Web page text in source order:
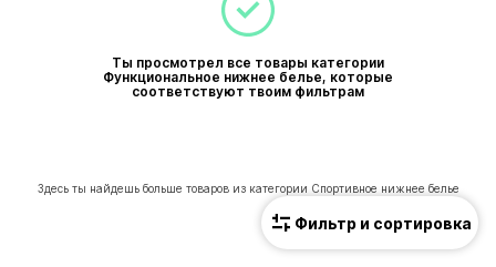
Ты просмотрел все товары категории
Функциональное нижнее белье, которые
соответствуют твоим фильтрам
Здесь ты найдешь больше товаров из категории Спортивное нижнее белье
Фильтр и сортировка